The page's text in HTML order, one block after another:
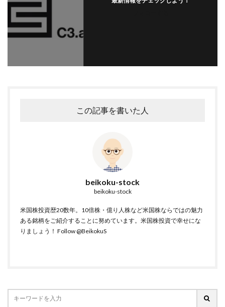
この記事を書いた人
beikoku-stock
beikoku-stock
米国株投資歴20数年。10倍株・億り人株など米国株ならではの魅力
ある銘柄をご紹介することに努めています。米国株投資で幸せにな
りましょう！ Follow @BeikokuS